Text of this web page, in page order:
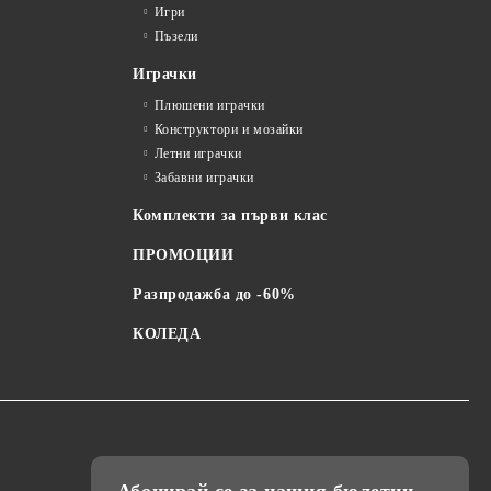
Игри
Пъзели
Играчки
Плюшени играчки
Конструктори и мозайки
Летни играчки
Забавни играчки
Комплекти за първи клас
ПРОМОЦИИ
Разпродажба до -60%
КОЛЕДА